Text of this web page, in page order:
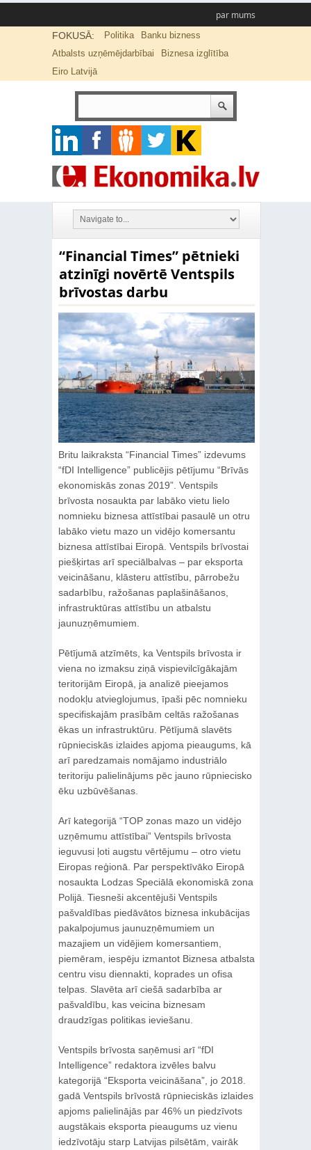
par mums
FOKUSĀ: Politika
Banku bizness
Atbalsts uzņēmējdarbībai
Biznesa izglītība
Eiro Latvijā
“Financial Times” pētnieki
atzinīgi novērtē Ventspils
brīvostas darbu
Britu laikraksta “Financial Times” izdevums
“fDI Intelligence” publicējis pētījumu “Brīvās
ekonomiskās zonas 2019”. Ventspils
brīvosta nosaukta par labāko vietu lielo
nomnieku biznesa attīstībai pasaulē un otru
labāko vietu mazo un vidējo komersantu
biznesa attīstībai Eiropā. Ventspils brīvostai
piešķirtas arī speciālbalvas – par eksporta
veicināšanu, klāsteru attīstību, pārrobežu
sadarbību, ražošanas paplašināšanos,
infrastruktūras attīstību un atbalstu
jaunuzņēmumiem.
Pētījumā atzīmēts, ka Ventspils brīvosta ir
viena no izmaksu ziņā vispievilcīgākajām
teritorijām Eiropā, ja analizē pieejamos
nodokļu atvieglojumus, īpaši pēc nomnieku
specifiskajām prasībām celtās ražošanas
ēkas un infrastruktūru. Pētījumā slavēts
rūpnieciskās izlaides apjoma pieaugums, kā
arī paredzamais nomājamo industriālo
teritoriju palielinājums pēc jauno rūpniecisko
ēku uzbūvēšanas.
Arī kategorijā “TOP zonas mazo un vidējo
uzņēmumu attīstībai” Ventspils brīvosta
ieguvusi ļoti augstu vērtējumu – otro vietu
Eiropas reģionā. Par perspektīvāko Eiropā
nosaukta Lodzas Speciālā ekonomiskā zona
Polijā. Tiesneši akcentējuši Ventspils
pašvaldības piedāvātos biznesa inkubācijas
pakalpojumus jaunuzņēmumiem un
mazajiem un vidējiem komersantiem,
piemēram, iespēju izmantot Biznesa atbalsta
centru visu diennakti, koprades un ofisa
telpas. Slavēta arī ciešā sadarbība ar
pašvaldību, kas veicina biznesam
draudzīgas politikas ieviešanu.
Ventspils brīvosta saņēmusi arī “fDI
Intelligence” redaktora izvēles balvu
kategorijā “Eksporta veicināšana”, jo 2018.
gadā Ventspils brīvostā rūpnieciskās izlaides
apjoms palielinājās par 46% un piedzīvots
augstākais eksporta pieaugums uz vienu
iedzīvotāju starp Latvijas pilsētām, vairāk